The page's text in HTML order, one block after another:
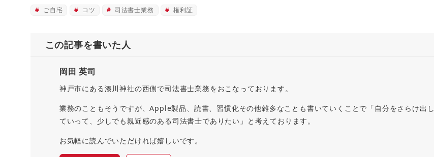
ご自宅 コツ 司法書士業務 権利証
この記事を書いた人
岡田 英司
神戸市にある湊川神社の西側で司法書士業務をおこなっております。
業務のこともそうですが、Apple製品、読書、習慣化その他雑多なことも書いていくことで「自分をさらけ出し
ていって、少しでも親近感のある司法書士でありたい」と考えております。
お気軽に読んでいただければ嬉しいです。